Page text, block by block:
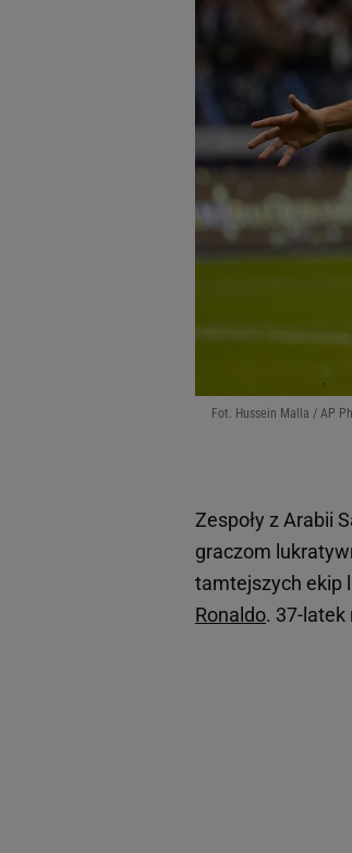
Fot. Hussein Malla / AP
Zespoły z Arabii
graczom
tamtejszych ekip
Ronaldo. 37-latek